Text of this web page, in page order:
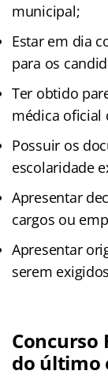
municipal;
Estar em dia
para os
Ter obtido
médica oficial
Possuir os
escolaridade
Apresentar
cargos ou
Apresentar
serem
Concurso
do último